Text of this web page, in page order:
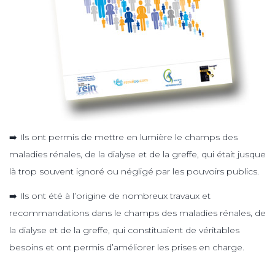
➡️ Ils ont permis de mettre en lumière le champs des
maladies rénales, de la dialyse et de la greffe, qui était jusque
là trop souvent ignoré ou négligé par les pouvoirs publics.
➡️ Ils ont été à l’origine de nombreux travaux et
recommandations dans le champs des maladies rénales, de
la dialyse et de la greffe, qui constituaient de véritables
besoins et ont permis d’améliorer les prises en charge.